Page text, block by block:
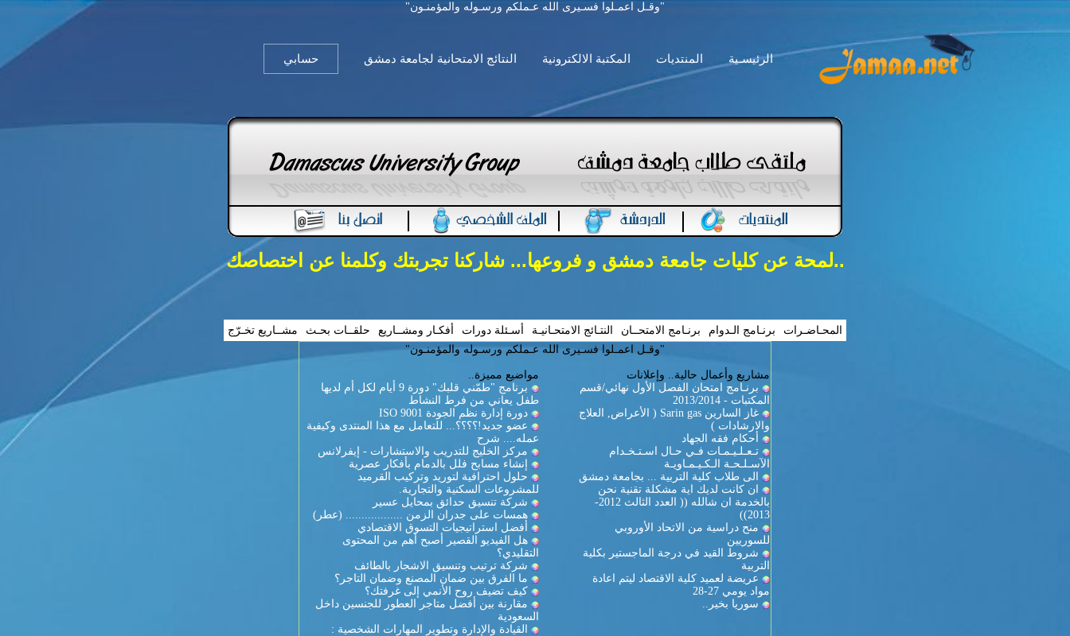
"وقـل اعمـلوا فسـيرى الله عـملكم ورسـوله والمؤمنـون"
الرئيسـية المنتديات المكتبة الالكترونية النتائج الامتحانية لجامعة دمشق حسابي
..لمحة عن كليات جامعة دمشق و فروعها... شاركنا تجربتك وكلمنا عن اختصاصك
المحـاضـرات برنـامج الـدوام برنـامج الامتحــان النتـائج الامتحـانيـة أسـئلة دورات أفكـار ومشــاريع حلقــات بحـث
مشــاريع تخـرّج
"وقـل اعمـلوا فسـيرى الله عـملكم ورسـوله والمؤمنـون"
مشاريع وأعمال حالية.. وإعلانات
برنـامج امتحان الفصل الأول نهائي/قسم
المكتبات - 2013/2014
غاز السارين Sarin gas ( الأعراض, العلاج
والارشادات )
أحكام فقه الجهاد
تـعـلـيـمـات فـي حـال اسـتـخـدام
الآسـلـحـة الـكـيـمـاويـة
الى طلاب كلية التربية ... بجامعة دمشق
ان كانت لديك اية مشكلة تقنية نحن
بالخدمة ان شالله (( العدد الثالث 2012-
2013))
منح دراسية من الاتحاد الأوروبي
للسوريين
شروط القيد في درجة الماجستير بكلية
التربية
عريضة لعميد كلية الاقتصاد ليتم اعادة
مواد يومي 27-28
سوريا بخير..
مواضيع مميزة..
برنامج "طمّني قلبك" دورة 9 أيام لكل أم لديها
طفل يعاني من فرط النشاط
دورة إدارة نظم الجودة ISO 9001
عضو جديد!؟؟؟؟... للتعامل مع هذا المنتدى وكيفية
عمله.... شرح
مركز الخليج للتدريب والاستشارات - إيفرلانس
إنشاء مسابح فلل بالدمام بأفكار عصرية
حلول احترافية لتوريد وتركيب القرميد
للمشروعات السكنية والتجارية.
شركة تنسيق حدائق بمحايل عسير
همسات على جدران الزمن .................. (عطر)
أفضل استراتيجيات التسوق الاقتصادي
هل الفيديو القصير أصبح أهم من المحتوى
التقليدي؟
شركة ترتيب وتنسيق الاشجار بالطائف
ما الفرق بين ضمان المصنع وضمان التاجر؟
كيف تضيف روح الأنمي إلى غرفتك؟
مقارنة بين أفضل متاجر العطور للجنسين داخل
السعودية
القيادة والإدارة وتطوير المهارات الشخصية :